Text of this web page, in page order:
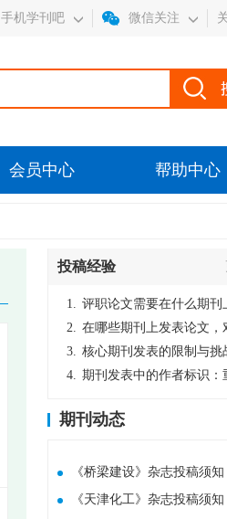
手机学刊吧 微信关注
会员中心 帮助中心
投稿经验
1. 评职论文需要在什么期刊上发
2. 在哪些期刊上发表论文，对考研有优
3. 核心期刊发表的限制与挑
4. 期刊发表中的作者标识：重要性与
期刊动态
《桥梁建设》杂志投稿须知
《天津化工》杂志投稿须知